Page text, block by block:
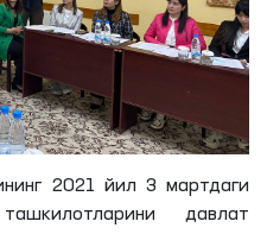
2021 йил 3 мартдаги
давлат
уларнинг фаолияти